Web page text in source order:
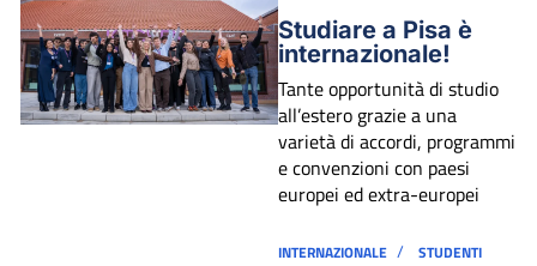
Studiare a Pisa è
internazionale!
Tante opportunità di studio
all’estero grazie a una
varietà di accordi, programmi
e convenzioni con paesi
europei ed extra-europei
INTERNAZIONALE / STUDENTI